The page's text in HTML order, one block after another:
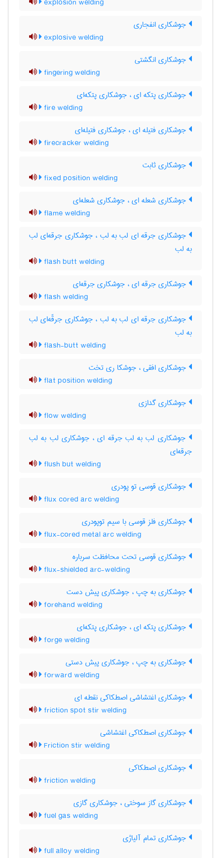
جوشکاری انفجاری
explosive welding
جوشکاری انگشتی
fingering welding
جوشکاری پتکه ای ، جوشکاری پتکه‌ای
fire welding
جوشکاری فتیله ای ، جوشکاری فتیله‌ای
firecracker welding
جوشکاری ثابت
fixed position welding
جوشکاری شعله ای ، جوشکاری شعله‌ای
flame welding
جوشکاری جرقه ای لب به لب ، جوشکاری جرقه‌ای لب
به لب
flash butt welding
جوشکاری جرقه ای ، جوشکاری جرقه‌ای
flash welding
جوشکاری جرقه ای لب به لب ، جوشکاری جرقّه‌ای لب
به لب
flash-butt welding
جوشکاری افقی ، جوشکا ری تخت
flat position welding
جوشکاری گدازی
flow welding
جوشکاری لب به لب جرقه ای ، جوشکاری لب به لب
جرقه‌ای
flush but welding
جوشکاری قوسی تو پودری
flux cored arc welding
جوشکاری فلز قوسی با سیم توپودری
flux-cored metal arc welding
جوشکاری قوسی تحت محافظت سرباره
flux-shielded arc-welding
جوشکاری به چپ ، جوشکاری پیش دست
forehand welding
جوشکاری پتکه ای ، جوشکاری پتکه‌ای
forge welding
جوشکاری به چپ ، جوشکاری پیش دستی
forward welding
جوشکاری اغتشاشی اصطکاکی نقطه ای
friction spot stir welding
جوشکاری اصطکاکی اغتشاشی
Friction stir welding
جوشکاری اصطکاکی
friction welding
جوشکاری گاز سوختی ، جوشکاری گازی
fuel gas welding
جوشکاری تمام آلیاژی
full alloy welding